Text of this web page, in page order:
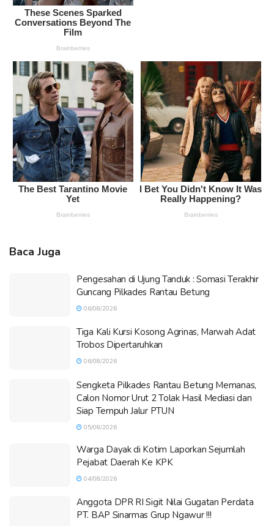
Baca Juga
Pengesahan di Ujung Tanduk : Somasi Terakhir
Guncang Pilkades Rantau Betung
06/08/2026
Tiga Kali Kursi Kosong Agrinas, Marwah Adat
Trobos Dipertaruhkan
06/08/2026
Sengketa Pilkades Rantau Betung Memanas,
Calon Nomor Urut 2 Tolak Hasil Mediasi dan
Siap Tempuh Jalur PTUN
05/08/2026
Warga Dayak di Kotim Laporkan Sejumlah
Pejabat Daerah Ke KPK
04/08/2026
Anggota DPR RI Sigit Nilai Gugatan Perdata
PT. BAP Sinarmas Grup Ngawur !!!